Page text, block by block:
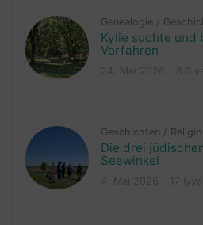
Genealogie /
Kylie suchte und
Vorfahren
Geschichten /
Die drei
Seewinkel